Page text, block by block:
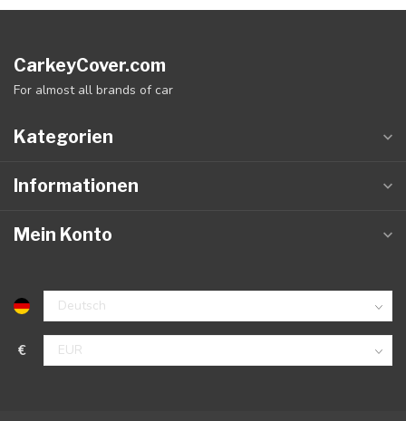
CarkeyCover.com
For almost all brands of car
Kategorien
Informationen
Mein Konto
€